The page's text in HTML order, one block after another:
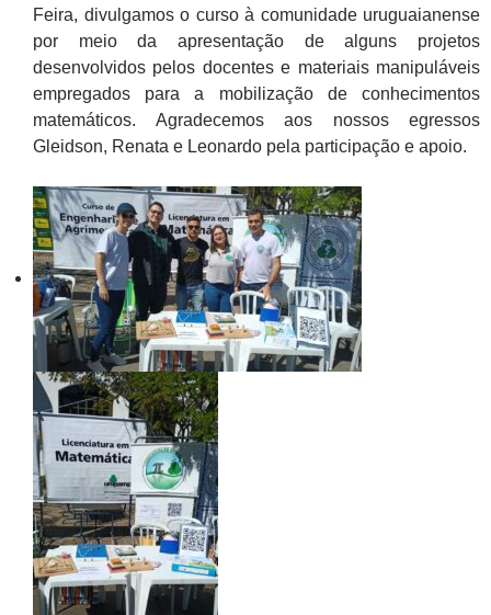
Feira, divulgamos o curso à comunidade uruguaianense
por meio da apresentação de alguns projetos
desenvolvidos pelos docentes e materiais manipuláveis
empregados para a mobilização de conhecimentos
matemáticos. Agradecemos aos nossos egressos
Gleidson, Renata e Leonardo pela participação e apoio.